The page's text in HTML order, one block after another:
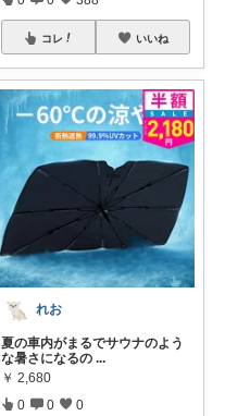
コレ いいね
れお
夏の車内がまるでサウナのよう
な暑さになるの ...
￥ 2,680
0 0 0